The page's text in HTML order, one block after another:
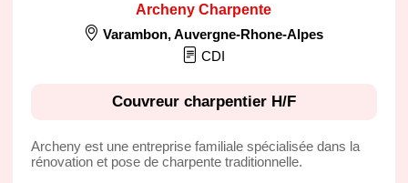
Archeny Charpente
Varambon,Auvergne-Rhone-Alpes
CDI
Couvreur charpentier H/F
Archeny est une entreprise familiale spécialisée dans la
rénovation et pose de charpente traditionnelle.